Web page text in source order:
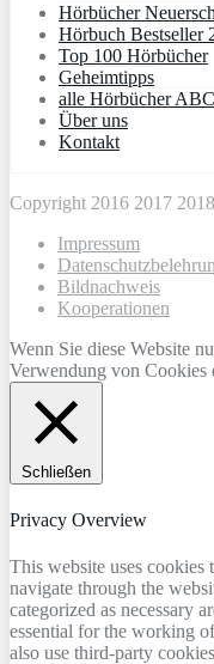
Hörbücher
Hörbuch Bestseller
Top 100 Hörbücher
Geheimtipps
alle Hörbücher
Über uns
Kontakt
Copyright 2016 2017
Impressum
Bildnachweis
Kooperationen
Wenn Sie diese Website
Verwendung von Cookies
Schließen
Privacy Overview
This website uses
navigate through the
categorized as necessary
essential for the working
also use third-party